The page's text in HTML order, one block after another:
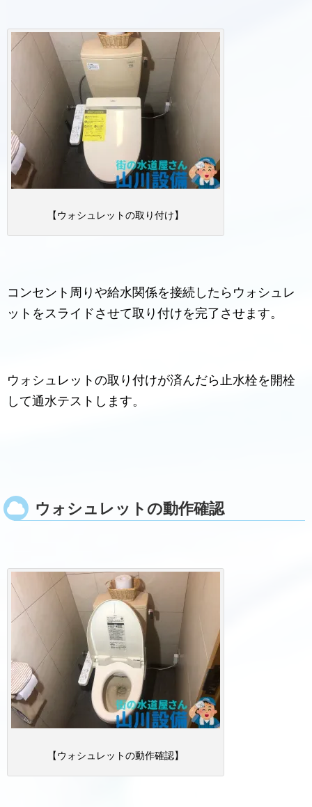
【ウォシュレットの取り付け】
コンセント周りや給水関係を接続したらウォシュレ
ットをスライドさせて取り付けを完了させます。
ウォシュレットの取り付けが済んだら止水栓を開栓
して通水テストします。
ウォシュレットの動作確認
【ウォシュレットの動作確認】